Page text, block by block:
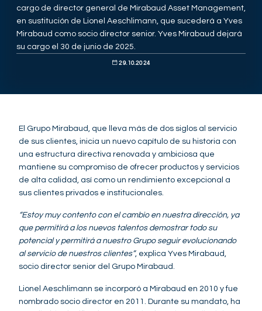
cargo de director general de Mirabaud Asset Management,
en sustitución de Lionel Aeschlimann, que sucederá a Yves
Mirabaud como socio director senior. Yves Mirabaud dejará
su cargo el 30 de junio de 2025.
29.10.2024
El Grupo Mirabaud, que lleva más de dos siglos al servicio
de sus clientes, inicia un nuevo capítulo de su historia con
una estructura directiva renovada y ambiciosa que
mantiene su compromiso de ofrecer productos y servicios
de alta calidad, así como un rendimiento excepcional a
sus clientes privados e institucionales.
“Estoy muy contento con el cambio en nuestra dirección, ya
que permitirá a los nuevos talentos demostrar todo su
potencial y permitirá a nuestro Grupo seguir evolucionando
al servicio de nuestros clientes”, explica Yves Mirabaud,
socio director senior del Grupo Mirabaud.
Lionel Aeschlimann se incorporó a Mirabaud en 2010 y fue
nombrado socio director en 2011. Durante su mandato, ha